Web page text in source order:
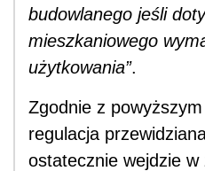
budowlanego jeśli
mieszkaniowego
użytkowania”.
Zgodnie z
regulacja
ostatecznie wejdzie